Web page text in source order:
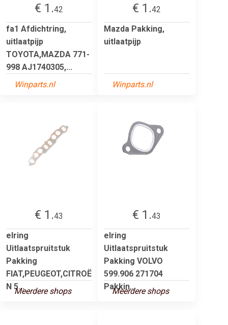
€ 1.42
fa1 Afdichtring,
uitlaatpijp
TOYOTA,MAZDA 771-
998 AJ1740305,...
Winparts.nl
€ 1.42
Mazda Pakking,
uitlaatpijp
Winparts.nl
€ 1.43
elring
Uitlaatspruitstuk
Pakking
FIAT,PEUGEOT,CITROË
N 5...Meerdere shops
€ 1.43
elring
Uitlaatspruitstuk
Pakking VOLVO
599.906 271704
Pakkin...
Meerdere shops